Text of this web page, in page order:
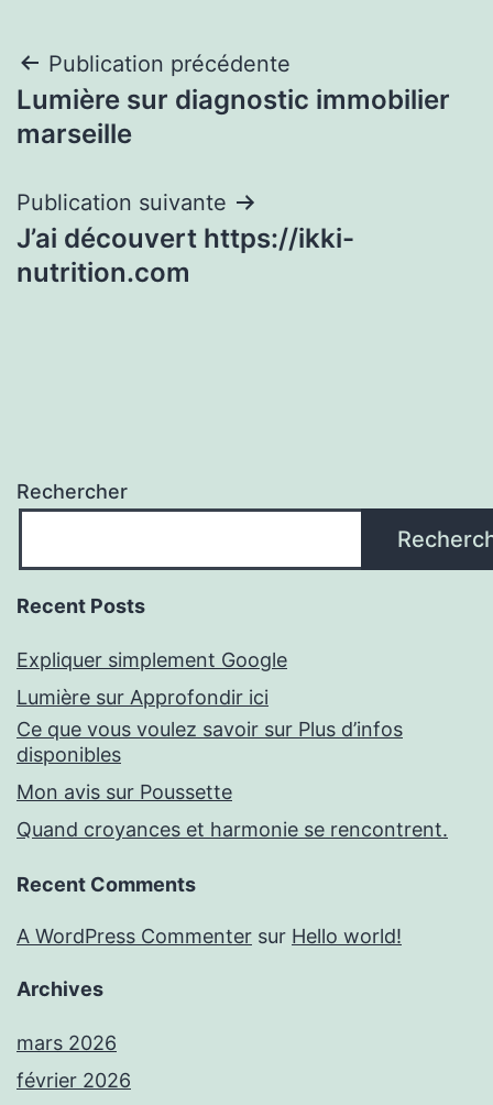
Navigation
de
Publication précédente
Lumière sur diagnostic immobilier
marseille
Publication suivante
J’ai découvert https://ikki-
nutrition.com
Rechercher
Recent Posts
Expliquer simplement Google
Lumière sur Approfondir ici
Ce que vous voulez savoir sur Plus d’infos
disponibles
Mon avis sur Poussette
Quand croyances et harmonie se rencontrent.
Recent Comments
A WordPress Commenter sur Hello world!
Archives
mars 2026
février 2026